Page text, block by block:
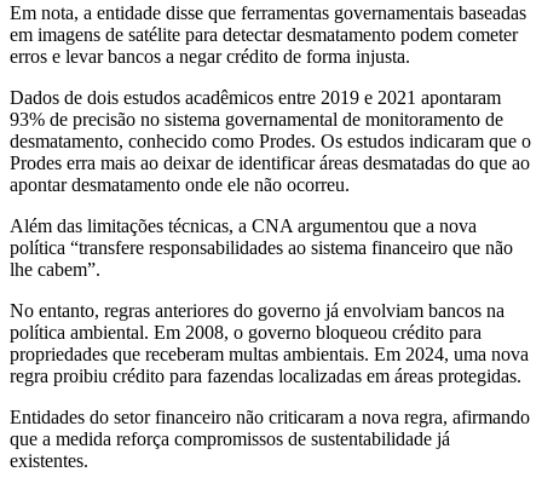
Em nota, a entidade disse que ferramentas governamentais baseadas
em imagens de satélite para detectar desmatamento podem cometer
erros e levar bancos a negar crédito de forma injusta.
Dados de dois estudos acadêmicos entre 2019 e 2021 apontaram
93% de precisão no sistema governamental de monitoramento de
desmatamento, conhecido como Prodes. Os estudos indicaram que o
Prodes erra mais ao deixar de identificar áreas desmatadas do que ao
apontar desmatamento onde ele não ocorreu.
Além das limitações técnicas, a CNA argumentou que a nova
política “transfere responsabilidades ao sistema financeiro que não
lhe cabem”.
No entanto, regras anteriores do governo já envolviam bancos na
política ambiental. Em 2008, o governo bloqueou crédito para
propriedades que receberam multas ambientais. Em 2024, uma nova
regra proibiu crédito para fazendas localizadas em áreas protegidas.
Entidades do setor financeiro não criticaram a nova regra, afirmando
que a medida reforça compromissos de sustentabilidade já
existentes.